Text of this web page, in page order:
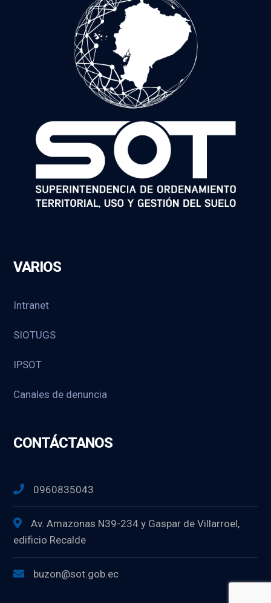
VARIOS
Intranet
SIOTUGS
IPSOT
Canales de denuncia
CONTÁCTANOS
0960835043
Av. Amazonas N39-234 y Gaspar de Villarroel,
edificio Recalde
buzon@sot.gob.ec